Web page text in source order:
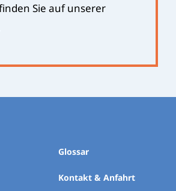
Sie auf unserer
Glossar
Kontakt & Anfahrt